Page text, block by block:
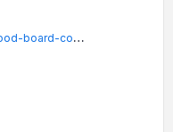
www.linkedin.com/company/wood-board-color/